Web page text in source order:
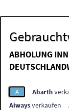
ABHOLUNG
A Abarth
Aiwaysverkaufen